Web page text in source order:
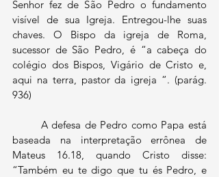
Senhor fez de São Pedro o fundamento
visível de sua Igreja. Entregou-lhe suas
chaves. O Bispo da igreja de Roma,
sucessor de São Pedro, é “a cabeça do
colégio dos Bispos, Vigário de Cristo e,
aqui na terra, pastor da igreja “. (parág.
936)
baseada na interpretação errônea de
Mateus 16.18, quando Cristo disse:
“Também eu te digo que tu és Pedro, e